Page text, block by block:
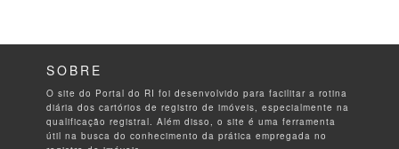
SOBRE
O site do Portal do RI foi desenvolvido para facilitar a rotina
diária dos cartórios de registro de imóveis, especialmente na
qualificação registral. Além disso, o site é uma ferramenta
útil na busca do conhecimento da prática empregada no